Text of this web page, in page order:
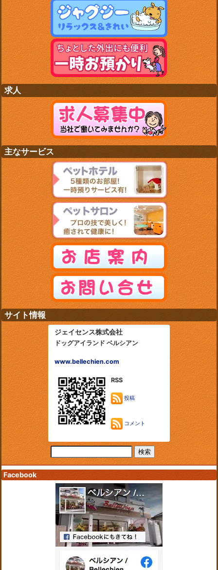
求人
主なサービス
サイト情報
ジェイセンス株式会社
ドッグアイランド ベルシアン
www.bellechien.com
RSS
投稿
コメント
Facebook